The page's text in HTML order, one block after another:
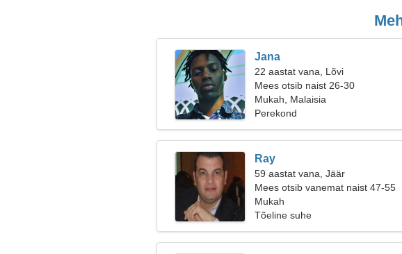
Jana
22 aastat vana, Lõvi
Mees otsib naist 26-30
Mukah, Malaisia
Perekond
Ray
59 aastat vana, Jäär
Mees otsib vanemat naist 47-55
Mukah
Tõeline suhe